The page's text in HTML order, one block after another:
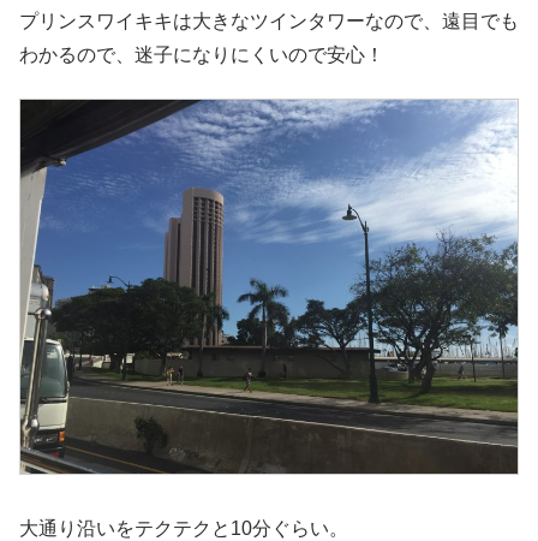
プリンスワイキキは大きなツインタワーなので、遠目でも
わかるので、迷子になりにくいので安心！
大通り沿いをテクテクと10分ぐらい。